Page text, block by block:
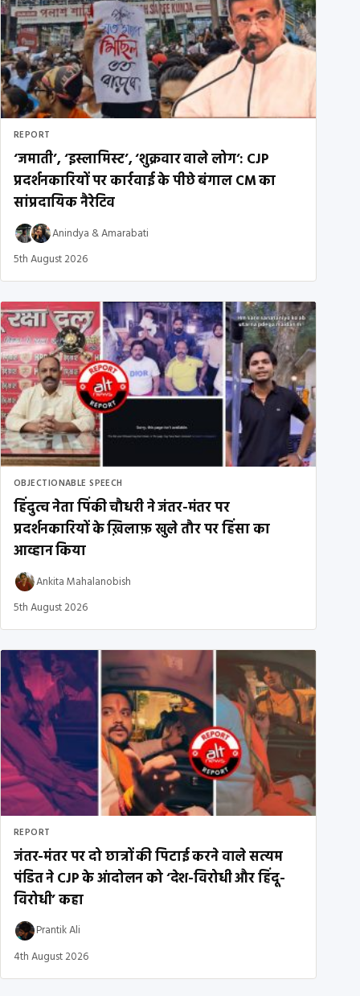
REPORT
‘जमाती’, ‘इस्लामिस्ट’, ‘शुक्रवार वाले लोग’: CJP
प्रदर्शनकारियों पर कार्रवाई के पीछे बंगाल CM का
सांप्रदायिक नैरेटिव
Anindya &Amarabati
5th August 2026
OBJECTIONABLE SPEECH
हिंदुत्व नेता पिंकी चौधरी ने जंतर-मंतर पर
प्रदर्शनकारियों के ख़िलाफ़ खुले तौर पर हिंसा का
आव्हान किया
Ankita Mahalanobish
5th August 2026
REPORT
जंतर-मंतर पर दो छात्रों की पिटाई करने वाले सत्यम
पंडित ने CJP के आंदोलन को ‘देश-विरोधी और हिंदू-
विरोधी’ कहा
Prantik Ali
4th August 2026